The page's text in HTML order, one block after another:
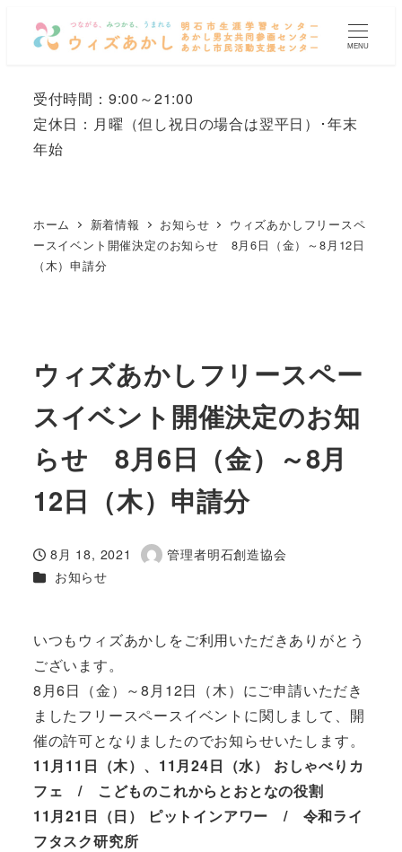
MENU
受付時間：9:00～21:00
定休日：月曜 （但し祝日の場合は翌平日）
･年末
年始
ホーム 新着情報 お知らせ
ウィズあかしフリースペ
ースイベント開催決定のお知らせ 8月6日（金）～8月12日
（木）申請分
ウィズあかしフリースペー
スイベント開催決定のお知
らせ 8月6日（金）～8月
12日（木）申請分
投稿日
8月 18, 2021
著
管理者明石創造協会
カテゴリー
お知らせ
いつもウィズあかしをご利用いただきありがとう
ございます。
8月6日（金）～8月12日（木）にご申請いただき
ましたフリースペースイベントに関しまして、開
催の許可となりましたのでお知らせいたします。
11月11日（木）、11月24日（水） おしゃべりカ
フェ / こどものこれからとおとなの役割
11月21日（日） ピットインアワー / 令和ライ
フタスク研究所